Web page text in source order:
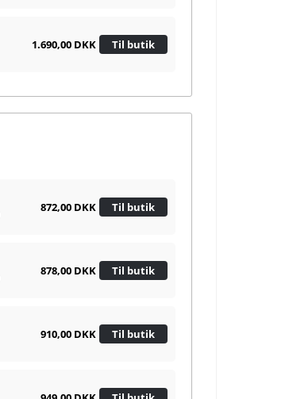
1.690,00 DKK Til butik
872,00 DKK Til butik
878,00 DKK Til butik
910,00 DKK Til butik